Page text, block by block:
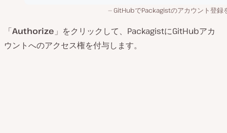
GitHubでPackagistのアカウント登録
「Authorize 」をクリックして、PackagistにGitHubアカ
ウントへのアクセス権を付与します。